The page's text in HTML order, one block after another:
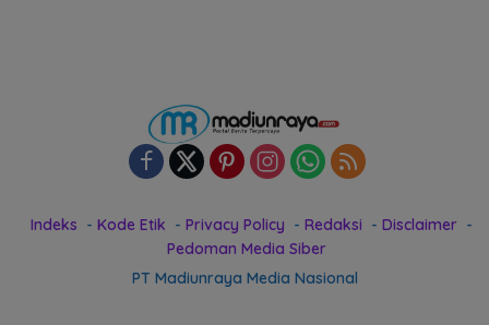
Indeks Kode Etik Privacy Policy Redaksi
Disclaimer
Pedoman Media Siber
PT Madiunraya Media Nasional